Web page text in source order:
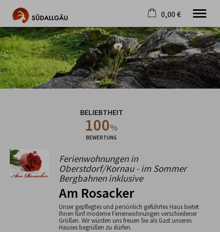
Die schönste Seite im Allgäu
Aktuell
Destination
Gastgeber
Jobs
0,00 €
×
Warenkorb ist leer
Ferienwohnungen in
Oberstdorf/Kornau - im Sommer
Bergbahnen inklusive
Am Rosacker
Unser gepflegtes und persönlich geführtes Haus bietet
Ihnen fünf moderne Ferienwohnungen verschiedener
Größen. Wir würden uns freuen Sie als Gast unseres
Hauses begrüßen zu dürfen.
BELIEBTHEIT
100%
BEWERTUNG